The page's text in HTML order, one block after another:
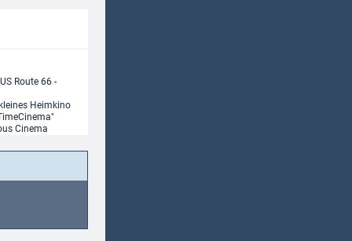
Blu-ray)
Route 66 -
Heimkino
Cinema